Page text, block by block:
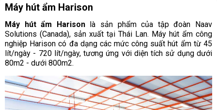
Máy hút ẩm Harison
Máy hút ẩm Harisonlà sản phẩm của tập đoàn Naav
Solutions (Canada), sản xuất tại Thái Lan. Máy hút ẩm công
nghiệp Harison có đa dạng các mức công suất hút ẩm từ 45
lít/ngày - 720 lít/ngày, tương ứng với diện tích sử dụng dưới
80m2 - dưới 800m2.